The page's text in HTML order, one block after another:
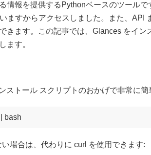
情報を提供するPythonベースのツール
ますからアクセスしました。また、
きます。この記事では、Glances をイ
ます。
ストール スクリプトのおかげで非常に
bash
場合は、代わりに curl を使用できます: